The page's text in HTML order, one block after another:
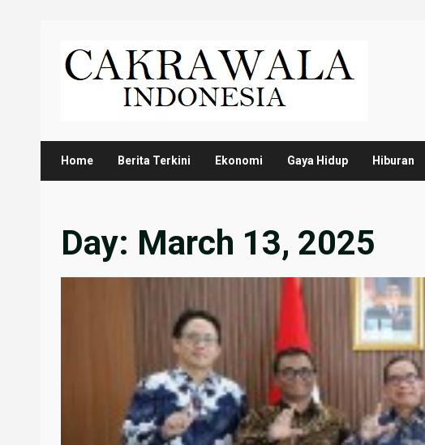
content
Home Berita Terkini Ekonomi Gaya Hidup Hiburan
Day: March 13, 2025